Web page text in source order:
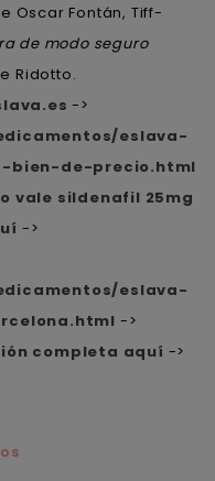
Oscar Fontán, Tiff-
de modo seguro
Ridotto.
->
eslava-
bien-de-precio.html
vale sildenafil 25mg
->
eslava-
->
completa aquí ->